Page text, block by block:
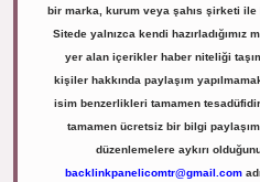
bir marka, kurum veya şahıs şirketi ile
Sitede yalnızca kendi hazırladığımız
yer alan içerikler haber niteliği
kişiler hakkında paylaşım
isim benzerlikleri tamamen
tamamen ücretsiz bir bilgi
düzenlemelere aykırı
backlinkpanelicomtr@gmail.com